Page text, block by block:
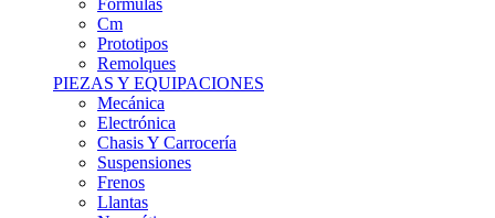
Fórmulas
Cm
Prototipos
Remolques
PIEZAS Y EQUIPACIONES
Mecánica
Electrónica
Chasis Y Carrocería
Suspensiones
Frenos
Llantas